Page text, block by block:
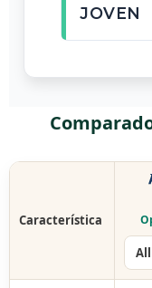
JOVEN
Característica